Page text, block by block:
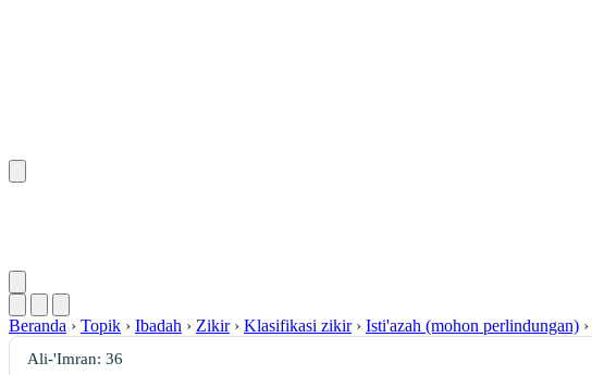
Beranda › Topik › Ibadah › Zikir › Klasifikasi zikir › Isti'azah (mohon perlindungan) ›